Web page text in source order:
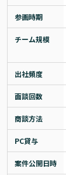
参画時期
チーム規模
出社頻度
面談回数
商談方法
PC貸与
案件公開日時